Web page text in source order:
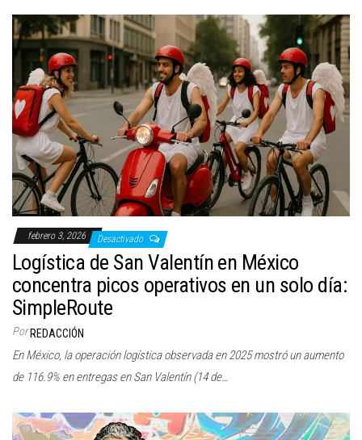
febrero 3, 2026 Desactivado
Logística de San Valentín en México
concentra picos operativos en un solo día:
SimpleRoute
Por REDACCIÓN
En México, la operación logística observada en 2025 mostró un aumento
de 116.9% en entregas en San Valentín (14 de…